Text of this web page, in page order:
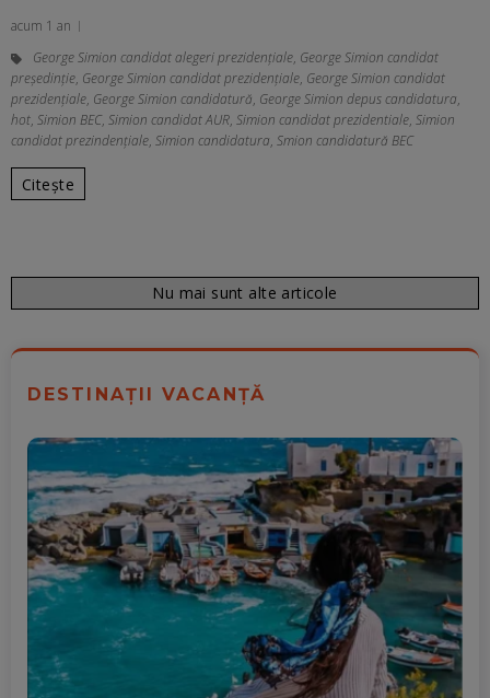
acum 1 an
George Simion candidat alegeri prezidențiale, George Simion candidat
președinție, George Simion candidat prezidențiale, George Simion candidat
prezidenţiale, George Simion candidatură, George Simion depus candidatura,
hot, Simion BEC, Simion candidat AUR, Simion candidat prezidentiale, Simion
candidat prezindențiale, Simion candidatura, Smion candidatură BEC
Citește
Nu mai sunt alte articole
DESTINAȚII VACANȚĂ